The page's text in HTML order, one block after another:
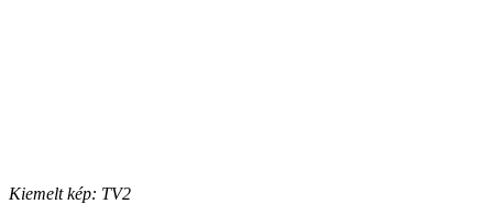
Kiemelt kép: TV2